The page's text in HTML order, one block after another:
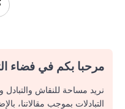
مرحبا بكم في فضاء
نريد مساحة للنقاش
التبادلات بموجب مقالاتنا،